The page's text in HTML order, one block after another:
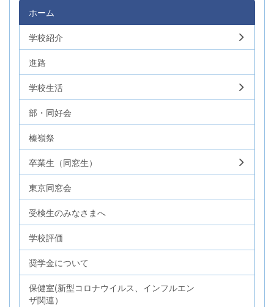
ホーム
学校紹介
進路
学校生活
部・同好会
榛嶺祭
卒業生（同窓生）
東京同窓会
受検生のみなさまへ
学校評価
奨学金について
保健室(新型コロナウイルス、インフルエン
ザ関連）